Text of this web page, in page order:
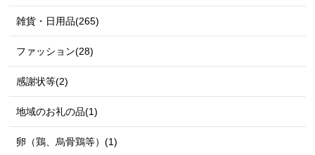
雑貨・日用品(265)
ファッション(28)
感謝状等(2)
地域のお礼の品(1)
卵（鶏、烏骨鶏等）(1)